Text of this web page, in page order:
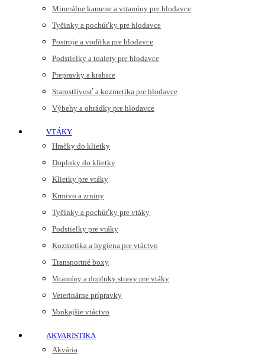
Minerálne kamene a vitamíny pre hlodavce
Tyčinky a pochúťky pre hlodavce
Postroje a vodítka pre hlodavce
Podstielky a toalety pre hlodavce
Prepravky a krabice
Starostlivosť a kozmetika pre hlodavce
Výbehy a ohrádky pre hlodavce
VTÁKY
Hračky do klietky
Doplnky do klietky
Klietky pre vtáky
Krmivo a zrniny
Tyčinky a pochúťky pre vtáky
Podstielky pre vtáky
Kozmetika a hygiena pre vtáctvo
Transportné boxy
Vitamíny a doplnky stravy pre vtáky
Veterinárne prípravky
Vonkajšie vtáctvo
AKVARISTIKA
Akvária